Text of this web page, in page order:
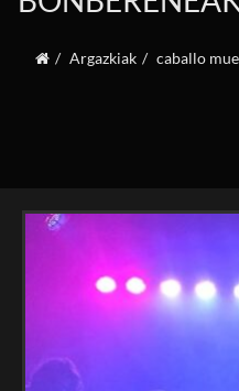
Argazkiak caballo